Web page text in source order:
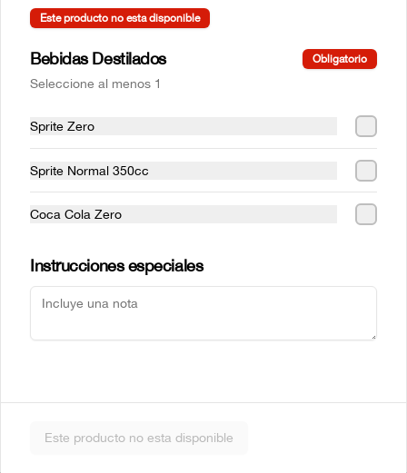
Mr Sake
$5.990
Sake Atun
Este producto no esta disponible
Bebidas Destilados Obligatorio
Seleccione al menos 1
Sprite Zero
Sprite Normal 350cc
Coca Cola Zero
Instrucciones especiales
Este producto no esta disponible